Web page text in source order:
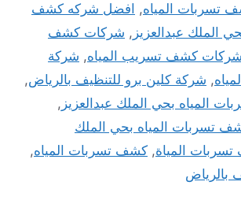
تسربات المياه, افضل شركه كشف
الملك عبدالعزيز , شركات كشف
شركات كشف تسريب المياه, شركة
, شركة كلين برو للتنظيف بالرياض,
المياه بحي الملك عبدالعزيز ,
تسربات المياه بحي الملك
المياة, كشف تسربات المياه,
بالرياض